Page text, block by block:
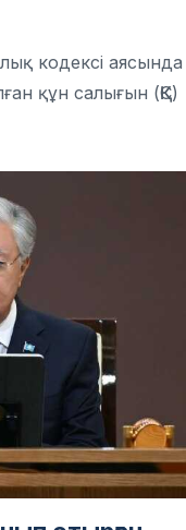
кодексі аясында
құн салығын (ҚҚС)